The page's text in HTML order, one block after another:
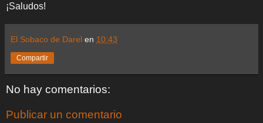
¡Saludos!
El Sobaco de Darel en 10:43
Compartir
No hay comentarios:
Publicar un comentario